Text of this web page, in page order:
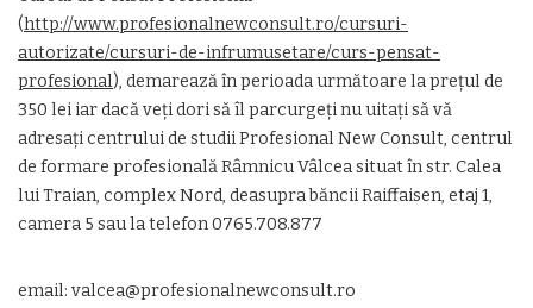
(http://www.profesionalnewconsult.ro/cursuri-
autorizate/cursuri-de-infrumusetare/curs-pensat-
profesional), demarează în perioada următoare la preţul de
350 lei iar dacă veţi dori să îl parcurgeţi nu uitaţi să vă
adresaţi centrului de studii Profesional New Consult, centrul
de formare profesională Râmnicu Vâlcea situat în str. Calea
lui Traian, complex Nord, deasupra băncii Raiffaisen, etaj 1,
camera 5 sau la telefon 0765.708.877
email: valcea@profesionalnewconsult.ro